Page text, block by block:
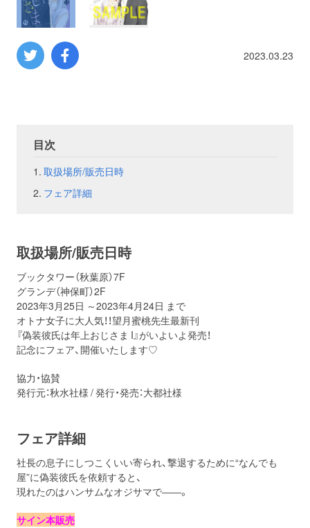
2023.03.23
目次
取扱場所/販売日時
フェア詳細
取扱場所/販売日時
ブックタワー（秋葉原）7F
グランデ（神保町）2F
2023年3月25日 ～2023年4月24日 まで
オトナ女子に大人気！！望月蜜桃先生最新刊
『偽装彼氏は年上おじさま I』がいよいよ発売！
記念にフェア、開催いたします♡
協力・協賛
発行元：秋水社様 / 発行・発売：大都社様
フェア詳細
社長の息子にしつこくいい寄られ、撃退するために“なんでも
屋”に偽装彼氏を依頼すると、
現れたのはハンサムなオジサマで――。
サイン本販売
ミリタリー
その他
フェア